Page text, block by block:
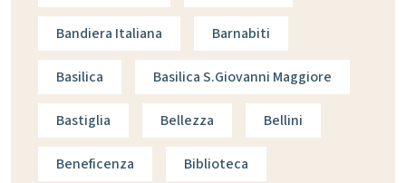
Bandiera Italiana Barnabiti
Basilica Basilica S.giovanni Maggiore
Bastiglia Bellezza Bellini
Beneficenza Biblioteca